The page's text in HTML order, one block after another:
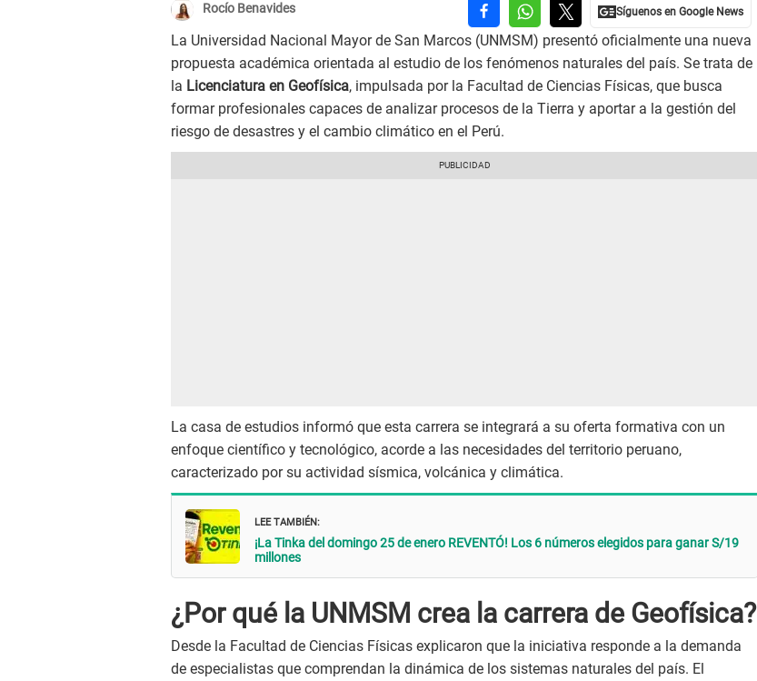
Rocío Benavides
La Universidad Nacional Mayor de San Marcos (UNMSM) presentó oficialmente una nueva
propuesta académica orientada al estudio de los fenómenos naturales del país. Se trata de
la Licenciatura en Geofísica, impulsada por la Facultad de Ciencias Físicas, que busca
formar profesionales capaces de analizar procesos de la Tierra y aportar a la gestión del
riesgo de desastres y el cambio climático en el Perú.
La casa de estudios informó que esta carrera se integrará a su oferta formativa con un
enfoque científico y tecnológico, acorde a las necesidades del territorio peruano,
caracterizado por su actividad sísmica, volcánica y climática.
LEE TAMBIÉN:
¡La Tinka del domingo 25 de enero REVENTÓ! Los 6 números elegidos para ganar S/19
millones
¿Por qué la UNMSM crea la carrera de Geofísica?
Desde la Facultad de Ciencias Físicas explicaron que la iniciativa responde a la demanda
de especialistas que comprendan la dinámica de los sistemas naturales del país. El